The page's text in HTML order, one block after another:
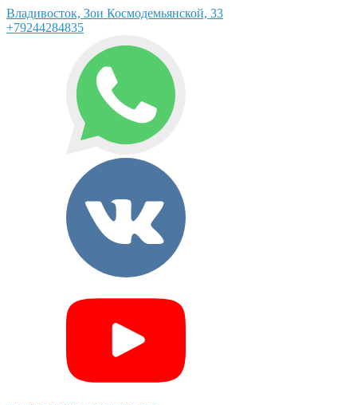
Владивосток, Зои Космодемьянской, 33
+79244284835